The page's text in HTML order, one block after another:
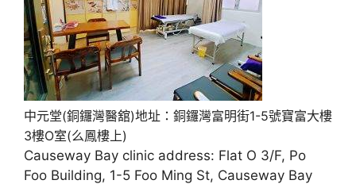
中元堂(銅鑼灣醫舘)地址：銅鑼灣富明街1-5號寶富大樓
3樓O室(么鳳樓上)
Causeway Bay clinic address: Flat O 3/F, Po
Foo Building, 1-5 Foo Ming St, Causeway Bay